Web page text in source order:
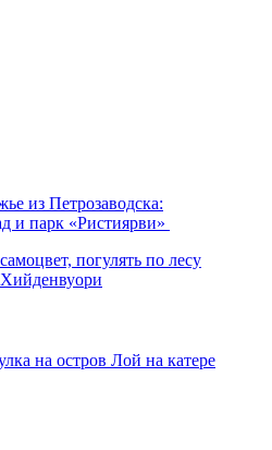
из Петрозаводска:
и парк «Ристиярви»
погулять по лесу